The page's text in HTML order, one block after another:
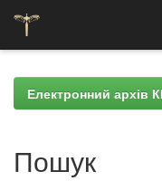
navigationЕлектронний архів
Пошук